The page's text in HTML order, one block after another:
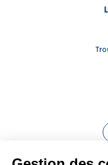
Raison sociale : CENTRE